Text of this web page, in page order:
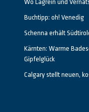
Wo Lagrein und
Buchtipp: oh! Venedig
Schenna erhält
Kärnten: Warme
Gipfelglück
Calgary stellt neuen,